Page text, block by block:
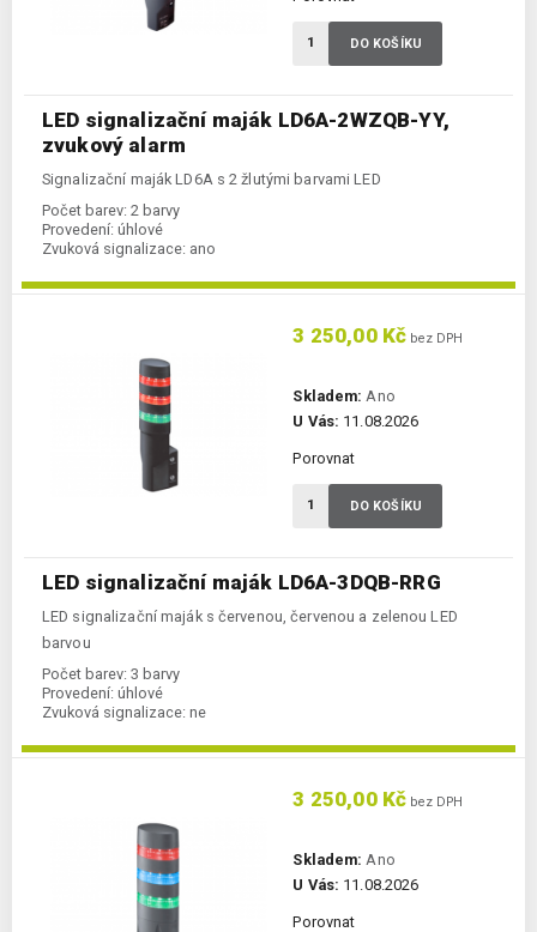
LED signalizační maják LD6A-2WZQB-YY,
zvukový alarm
Signalizační maják LD6A s 2 žlutými barvami LED
Počet barev: 2 barvy
Provedení: úhlové
Zvuková signalizace: ano
DO KOŠÍKU
LED signalizační maják LD6A-3DQB-RRG
LED signalizační maják s červenou, červenou a zelenou LED
barvou
Počet barev: 3 barvy
Provedení: úhlové
Zvuková signalizace: ne
3 250,00 Kč bez DPH
Skladem: Ano
U Vás: 11.08.2026
Porovnat
DO KOŠÍKU
3 250,00 Kč bez DPH
Skladem: Ano
U Vás: 11.08.2026
Porovnat